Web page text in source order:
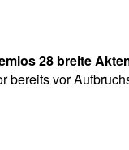
28 breite
vor